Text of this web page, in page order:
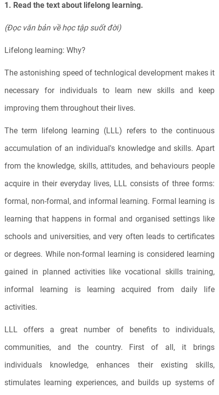
1. Read the text about lifelong learning.
(Đọc văn bản về học tập suốt đời)
Lifelong learning: Why?
The astonishing speed of technlogical development makes it
necessary for individuals to learn new skills and keep
improving them throughout their lives.
The term lifelong learning (LLL) refers to the continuous
accumulation of an individual's knowledge and skills. Apart
from the knowledge, skills, attitudes, and behaviours people
acquire in their everyday lives, LLL consists of three forms:
formal, non-formal, and informal learning. Formal learning is
learning that happens in formal and organised settings like
schools and universities, and very often leads to certificates
or degrees. While non-formal learning is considered learning
gained in planned activities like vocational skills training,
informal learning is learning acquired from daily life
activities.
LLL offers a great number of benefits to individuals,
communities, and the country. First of all, it brings
individuals knowledge, enhances their existing skills,
stimulates learning experiences, and builds up systems of